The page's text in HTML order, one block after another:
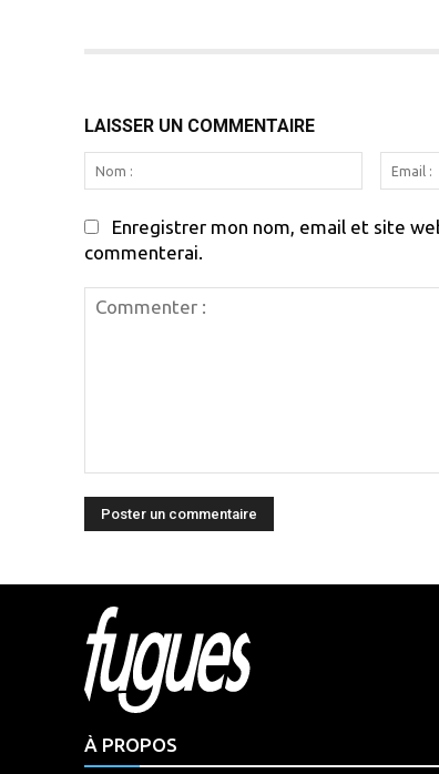
LAISSER UN COMMENTAIRE
Nom
:
Enregistrer mon nom, email et site
commenterai.
À PROPOS